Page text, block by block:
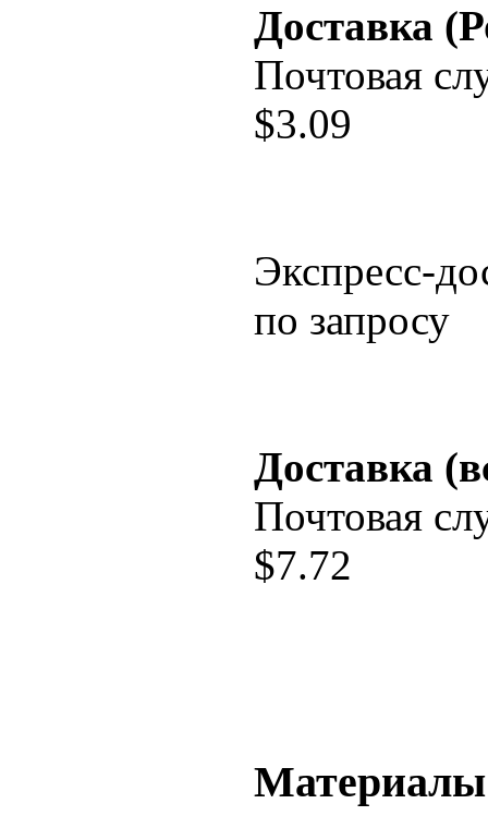
Доставка
Почтовая
$3.09
Экспресс-
по запросу
Доставка
Почтовая
$7.72
Материалы